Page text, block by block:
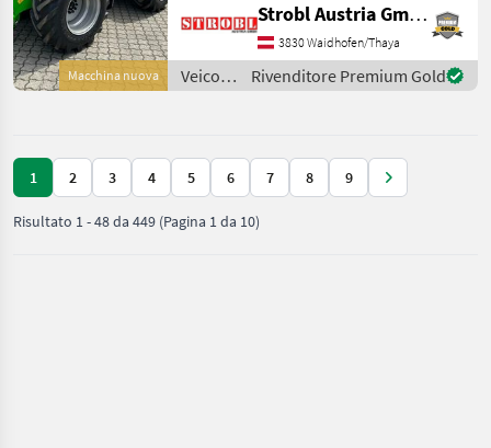
Macchina nuova
Leistungsfähigkeit und
Ausstattung in der 800er
Serie deutlich von anderen
Kompaktladern ab. Diese
Strobl Austria GmbH
3830 Waidhofen/Thaya
Veicoli
agricoli
/ Avant
Rivenditore Premium Gold
1 2 3 4 5 6 7 8 9
Risultato 1-48da 449 (Pagina 1 da 10)